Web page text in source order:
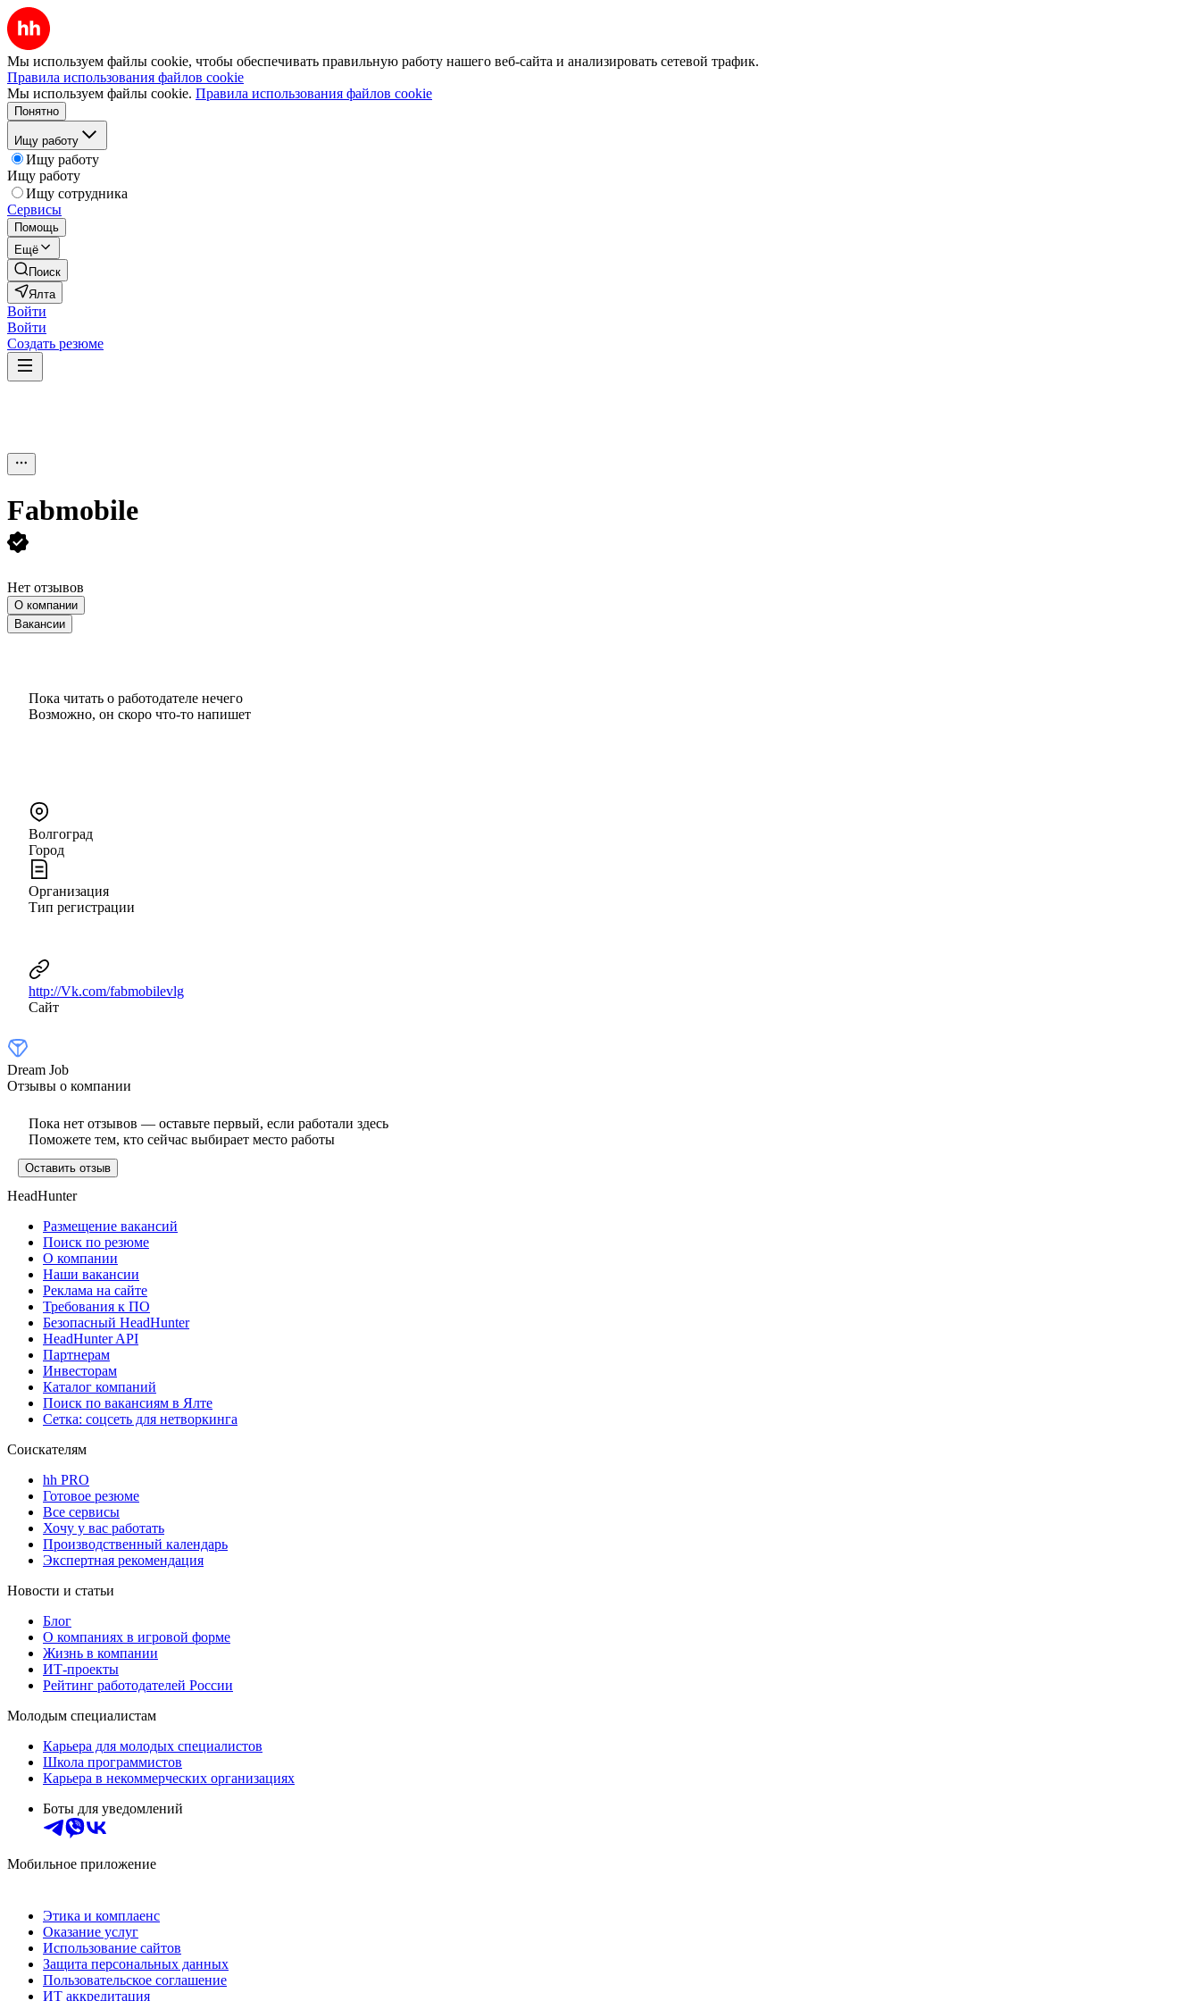
Мы используем файлы cookie, чтобы обеспечивать правильную работу нашего веб-сайта и анализировать сетевой трафик.
Правила использования файлов cookie
Мы используем файлы cookie. Правила использования файлов cookie
Понятно
Ищу работу
Ищу работу
Ищу работу
Ищу сотрудника
Сервисы
Помощь
Ещё
Поиск
Ялта
Войти
Войти
Создать резюме
Fabmobile
Нет отзывов
О компании
Вакансии
Пока читать о работодателе нечего
Возможно, он скоро что‑то напишет
Волгоград
Город
Организация
Тип регистрации
http://Vk.com/fabmobilevlg
Сайт
Dream Job
Отзывы о компании
Пока нет отзывов — оставьте первый, если работали здесь
Поможете тем, кто сейчас выбирает место работы
Оставить отзыв
HeadHunter
Размещение вакансий
Поиск по резюме
О компании
Наши вакансии
Реклама на сайте
Требования к ПО
Безопасный HeadHunter
HeadHunter API
Партнерам
Инвесторам
Каталог компаний
Поиск по вакансиям в Ялте
Сетка: соцсеть для нетворкинга
Соискателям
hh PRO
Готовое резюме
Все сервисы
Хочу у вас работать
Производственный календарь
Экспертная рекомендация
Новости и статьи
Блог
О компаниях в игровой форме
Жизнь в компании
ИТ-проекты
Рейтинг работодателей России
Молодым специалистам
Карьера для молодых специалистов
Школа программистов
Карьера в некоммерческих организациях
Боты для уведомлений
Мобильное приложение
Этика и комплаенс
Оказание услуг
Использование сайтов
Защита персональных данных
Пользовательское соглашение
ИТ аккредитация